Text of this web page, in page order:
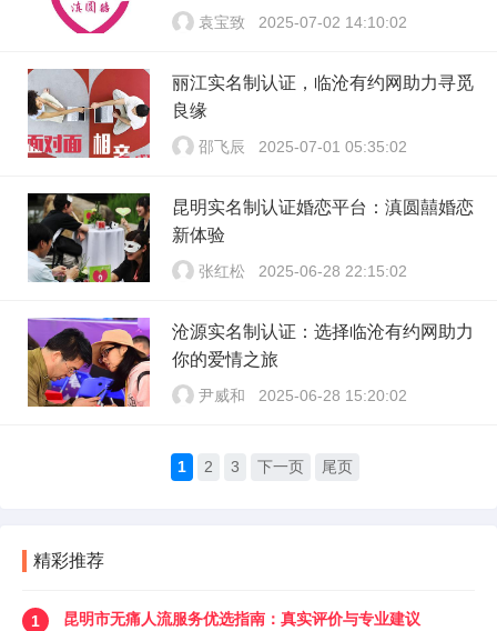
袁宝致 2025-07-02 14:10:02
丽江实名制认证，临沧有约网助力寻觅
良缘
邵飞辰 2025-07-01 05:35:02
昆明实名制认证婚恋平台：滇圆囍婚恋
新体验
张红松 2025-06-28 22:15:02
沧源实名制认证：选择临沧有约网助力
你的爱情之旅
尹威和 2025-06-28 15:20:02
1 2 3 下一页 尾页
精彩推荐
1
昆明市无痛人流服务优选指南：真实评价与专业建议